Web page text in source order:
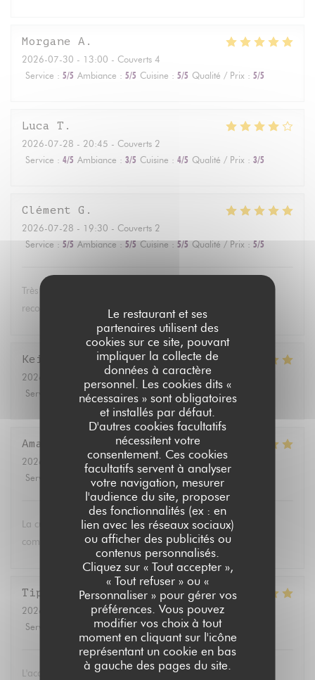
Le restaurant et ses
partenaires utilisent des
cookies sur ce site, pouvant
impliquer la collecte de
données à caractère
personnel. Les cookies dits «
nécessaires » sont obligatoires
et installés par défaut.
D'autres cookies facultatifs
nécessitent votre
consentement. Ces cookies
facultatifs servent à analyser
votre navigation, mesurer
l'audience du site, proposer
des fonctionnalités (ex : en
lien avec les réseaux sociaux)
ou afficher des publicités ou
contenus personnalisés.
Cliquez sur « Tout accepter »,
« Tout refuser » ou «
Personnaliser » pour gérer vos
préférences. Vous pouvez
modifier vos choix à tout
moment en cliquant sur l'icône
représentant un cookie en bas
à gauche des pages du site.
Morgane A
2026-07-30 - 13:00 - Couverts 4
Service : 5/5 Ambiance : 5/5 Cuisine : 5/5 Qualité / Prix : 5/5
Luca T
2026-07-28 - 20:45 - Couverts 2
Service : 4/5 Ambiance : 3/5 Cuisine : 4/5 Qualité / Prix : 3/5
Clément G
2026-07-28 - 19:30 - Couverts 2
Service: 5/5 Ambiance: 5/5 Cuisine: 5/5 Qualité / Prix: 5/5
Très bon, terrasse au calme, et service aux petits soins. Je
recommande !
Kei
2026-07-22
- 19:15 - Couverts 3
Service
Ambiance : : /5 Qualité / Prix
Amandine
2026-07-22
- 20:30 - Couverts 2
Service
Ambiance Cuisine Qualité / Prix
La cuisine est toujours savoureuse. Le service attentionné
comme d’habitude
Tiphaine L
2026-07-21
- 12:30 - Couverts 10
Service
Ambiance: 5/5 Cuisine: 5/5 Qualité / Prix
L'accueil était parfait, nous avons eu une grande table, le